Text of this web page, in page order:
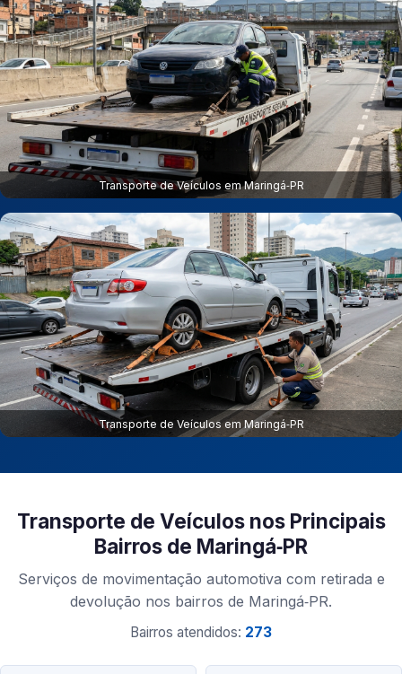
Transporte de Veículos em Maringá‑PR
Transporte de Veículos em Maringá‑PR
Transporte de Veículos nos Principais
Bairros de Maringá‑PR
Serviços de movimentação automotiva com retirada e
devolução nos bairros de Maringá‑PR.
Bairros atendidos: 273